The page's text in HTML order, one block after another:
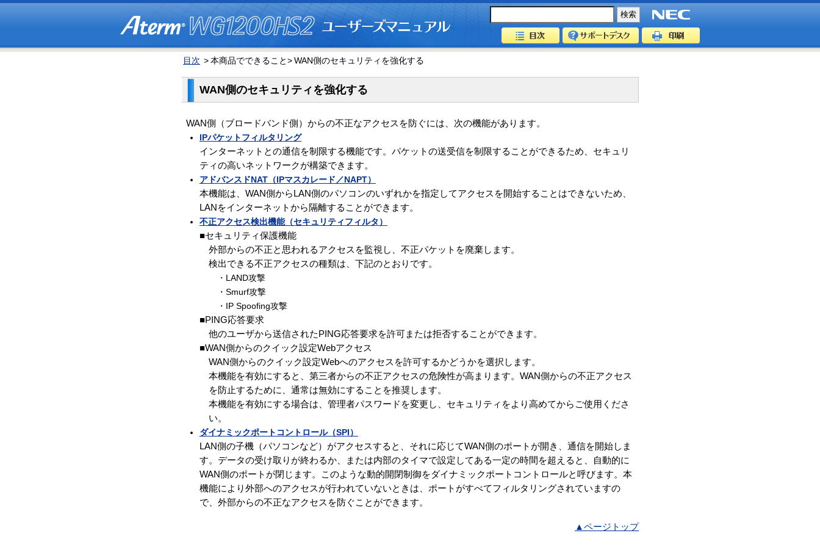
目次 >本商品でできること>WAN側のセキュリティを強化する
WAN側のセキュリティを強化する
WAN側（ブロードバンド側）からの不正なアクセスを防ぐには、次の機能があります。
IPパケットフィルタリング
インターネットとの通信を制限する機能です。パケットの送受信を制限することができるため、セキュリ
ティの高いネットワークが構築できます。
アドバンスドNAT（IPマスカレード／NAPT）
本機能は、WAN側からLAN側のパソコンのいずれかを指定してアクセスを開始することはできないため、
LANをインターネットから隔離することができます。
不正アクセス検出機能（セキュリティフィルタ）
■セキュリティ保護機能
外部からの不正と思われるアクセスを監視し、不正パケットを廃棄します。
検出できる不正アクセスの種類は、下記のとおりです。
・LAND攻撃
・Smurf攻撃
・IP Spoofing攻撃
■PING応答要求
他のユーザから送信されたPING応答要求を許可または拒否することができます。
■WAN側からのクイック設定Webアクセス
WAN側からのクイック設定Webへのアクセスを許可するかどうかを選択します。
本機能を有効にすると、第三者からの不正アクセスの危険性が高まります。WAN側からの不正アクセス
を防止するために、通常は無効にすることを推奨します。
本機能を有効にする場合は、管理者パスワードを変更し、セキュリティをより高めてからご使用くださ
い。
ダイナミックポートコントロール（SPI）
LAN側の子機（パソコンなど）がアクセスすると、それに応じてWAN側のポートが開き、通信を開始しま
す。データの受け取りが終わるか、または内部のタイマで設定してある一定の時間を超えると、自動的に
WAN側のポートが閉じます。このような動的開閉制御をダイナミックポートコントロールと呼びます。本
機能により外部へのアクセスが行われていないときは、ポートがすべてフィルタリングされていますの
で、外部からの不正なアクセスを防ぐことができます。
▲ページトップ